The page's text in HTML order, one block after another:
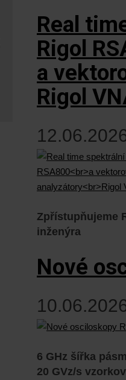
Real
Rigol
a
Rigol
Zpřístupňujeme
inženýra
Nové
6 GHz šířka
20 GVz/s